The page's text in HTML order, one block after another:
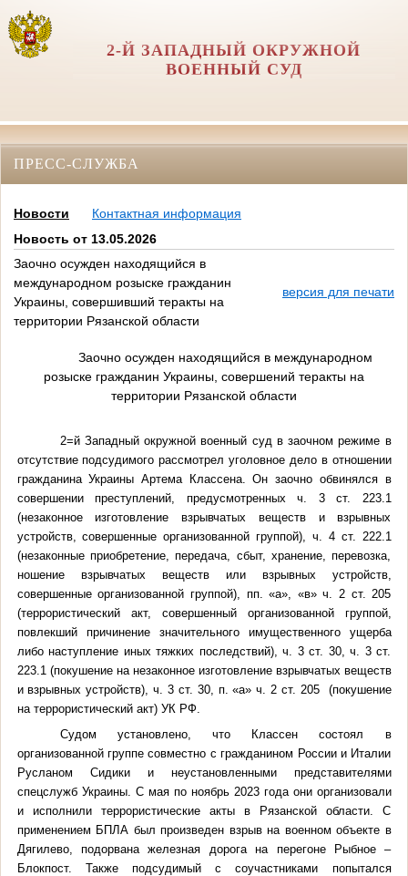
2-Й ЗАПАДНЫЙ ОКРУЖНОЙ
ВОЕННЫЙ СУД
ПРЕСС-СЛУЖБА
Новости
Контактная информация
Новость от 13.05.2026
Заочно осужден находящийся в
международном розыске гражданин
Украины, совершивший теракты на
территории Рязанской области
версия для печати
Заочно осужден находящийся в международном
розыске гражданин Украины, совершений теракты на
территории Рязанской области
2=й Западный окружной военный суд в заочном режиме в
отсутствие подсудимого рассмотрел уголовное дело в отношении
гражданина Украины Артема Классена. Он заочно обвинялся в
совершении преступлений, предусмотренных ч. 3 ст. 223.1
(незаконное изготовление взрывчатых веществ и взрывных
устройств, совершенные организованной группой), ч. 4 ст. 222.1
(незаконные приобретение, передача, сбыт, хранение, перевозка,
ношение взрывчатых веществ или взрывных устройств,
совершенные организованной группой), пп. «а», «в» ч. 2 ст. 205
(террористический акт, совершенный организованной группой,
повлекший причинение значительного имущественного ущерба
либо наступление иных тяжких последствий), ч. 3 ст. 30, ч. 3 ст.
223.1 (покушение на незаконное изготовление взрывчатых веществ
и взрывных устройств), ч. 3 ст. 30, п. «а» ч. 2 ст. 205 (покушение
на террористический акт) УК РФ.
Судом установлено, что Классен состоял в
организованной группе совместно с гражданином России и Италии
Русланом Сидики и неустановленными представителями
спецслужб Украины. С мая по ноябрь 2023 года они организовали
и исполнили террористические акты в Рязанской области. С
применением БПЛА был произведен взрыв на военном объекте в
Дягилево, подорвана железная дорога на перегоне Рыбное –
Блокпост. Также подсудимый с соучастниками попытался